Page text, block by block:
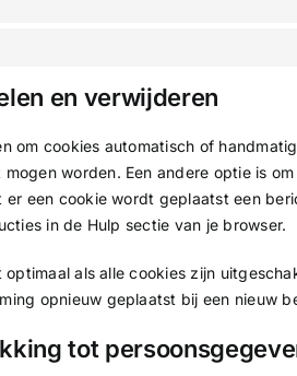
en verwijderen
om cookies automatisch of
worden. Een andere optie is
een cookie wordt geplaatst een
in de Hulp sectie van je browser.
als alle cookies zijn
opnieuw geplaatst bij een nieuw
tot